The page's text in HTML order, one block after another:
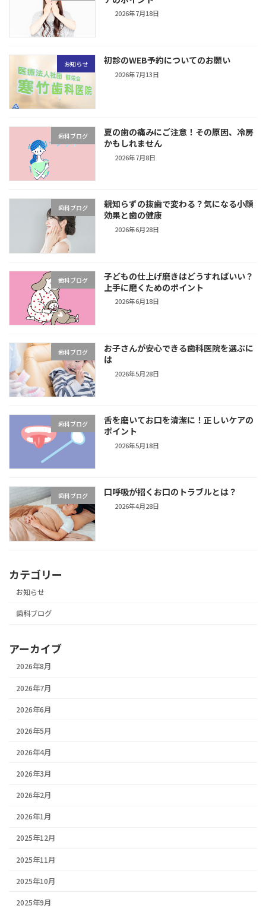
2026年7月18日
お知らせ 初診のWEB予約についてのお願い
2026年7月13日
歯科ブログ
夏の歯の痛みにご注意！その原因、冷房
かもしれません
2026年7月8日
歯科ブログ
親知らずの抜歯で変わる？気になる小顔
効果と歯の健康
2026年6月28日
歯科ブログ
子どもの仕上げ磨きはどうすればいい？
上手に磨くためのポイント
2026年6月18日
歯科ブログ
お子さんが安心できる歯科医院を選ぶに
は
2026年5月28日
歯科ブログ
舌を磨いてお口を清潔に！正しいケアの
ポイント
2026年5月18日
歯科ブログ 口呼吸が招くお口のトラブルとは？
2026年4月28日
カテゴリー
お知らせ
歯科ブログ
アーカイブ
2026年8月
2026年7月
2026年6月
2026年5月
2026年4月
2026年3月
2026年2月
2026年1月
2025年12月
2025年11月
2025年10月
2025年9月